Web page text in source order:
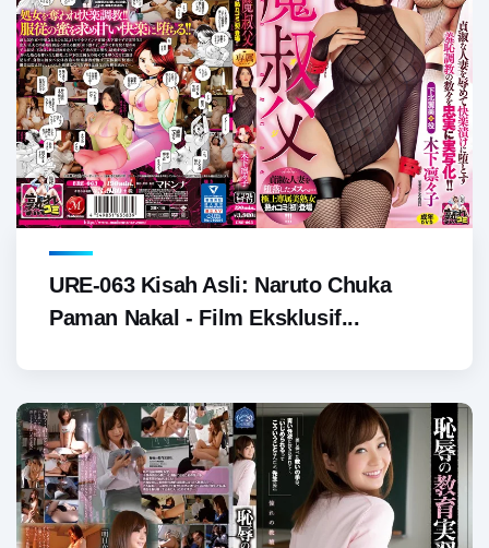
URE-063 Kisah Asli: Naruto Chuka
Paman Nakal - Film Eksklusif...